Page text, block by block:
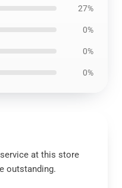
27%
0%
0%
0%
at this store
outstanding.